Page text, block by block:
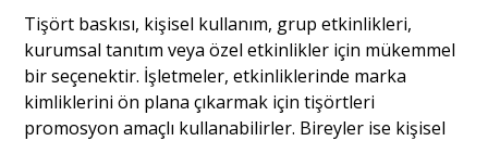
Tişört baskısı, kişisel kullanım, grup etkinlikleri,
kurumsal tanıtım veya özel etkinlikler için mükemmel
bir seçenektir. İşletmeler, etkinliklerinde marka
kimliklerini ön plana çıkarmak için tişörtleri
promosyon amaçlı kullanabilirler. Bireyler ise kişisel